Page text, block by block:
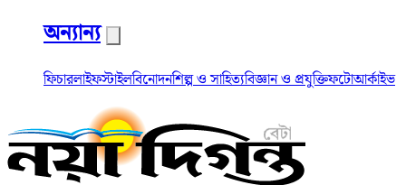
অন্যান্য
ফিচারলাইফস্টাইলবিনোদনশিল্প ও সাহিত্যবিজ্ঞান ও প্রযুক্তিফটোআর্কাইভ